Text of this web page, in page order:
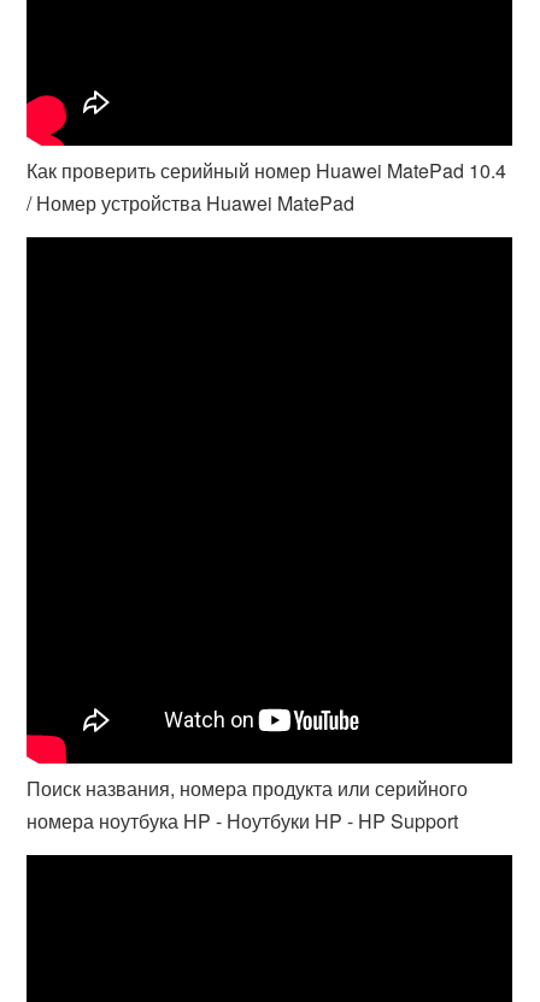
Как проверить серийный номер Huawei MatePad 10.4
/ Номер устройства Huawei MatePad
Поиск названия, номера продукта или серийного
номера ноутбука HP - Ноутбуки HP - HP Support